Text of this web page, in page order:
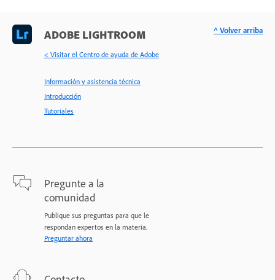
ADOBE LIGHTROOM
< Visitar el Centro de ayuda de Adobe
Información y asistencia técnica
Introducción
Tutoriales
Pregunte a la
comunidad
Publique sus preguntas para que le
respondan expertos en la materia.
Preguntar ahora
^ Volver arriba